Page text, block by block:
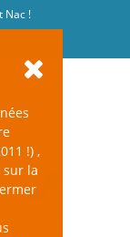
Nac !
!) ,
sur la